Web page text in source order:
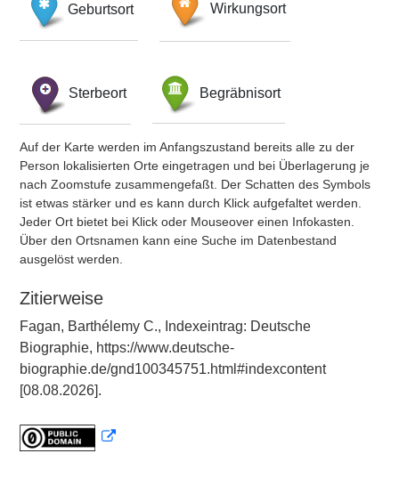
Geburtsort Wirkungsort
Sterbeort Begräbnisort
Auf der Karte werden im Anfangszustand bereits alle zu der
Person lokalisierten Orte eingetragen und bei Überlagerung je
nach Zoomstufe zusammengefaßt. Der Schatten des Symbols
ist etwas stärker und es kann durch Klick aufgefaltet werden.
Jeder Ort bietet bei Klick oder Mouseover einen Infokasten.
Über den Ortsnamen kann eine Suche im Datenbestand
ausgelöst werden.
Zitierweise
Fagan, Barthélemy C., Indexeintrag: Deutsche
Biographie, https://www.deutsche-
biographie.de/gnd100345751.html#indexcontent
[08.08.2026].